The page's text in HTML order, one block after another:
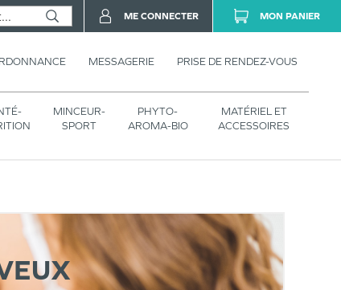
MESSAGERIE PRISE DE RENDEZ-VOUS
MINCEUR-
SPORT
PHYTO-
AROMA-BIO
MATÉRIEL ET
ACCESSOIRES
ME CONNECTER MON PANIER